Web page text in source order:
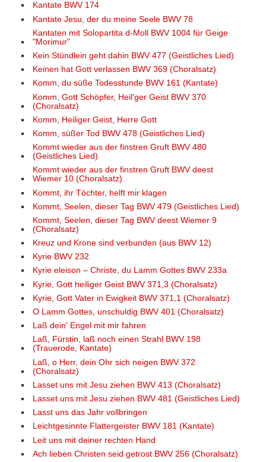
Kantate BWV 174
Kantate Jesu, der du meine Seele BWV 78
Kantaten mit Solopartita d-Moll BWV 1004 für Geige
"Morimur"
Kein Stündlein geht dahin BWV 477 (Geistliches Lied)
Keinen hat Gott verlassen BWV 369 (Choralsatz)
Komm, du süße Todesstunde BWV 161 (Kantate)
Komm, Gott Schöpfer, Heil'ger Geist BWV 370
(Choralsatz)
Komm, Heiliger Geist, Herre Gott
Komm, süßer Tod BWV 478 (Geistliches Lied)
Kommt wieder aus der finstren Gruft BWV 480
(Geistliches Lied)
Kommt wieder aus der finstren Gruft BWV deest
Wiemer 10 (Choralsatz)
Kommt, ihr Töchter, helft mir klagen
Kommt, Seelen, dieser Tag BWV 479 (Geistliches Lied)
Kommt, Seelen, dieser Tag BWV deest Wiemer 9
(Choralsatz)
Kreuz und Krone sind verbunden (aus BWV 12)
Kyrie BWV 232
Kyrie eleison – Christe, du Lamm Gottes BWV 233a
Kyrie, Gott heiliger Geist BWV 371,3 (Choralsatz)
Kyrie, Gott Vater in Ewigkeit BWV 371,1 (Choralsatz)
O Lamm Gottes, unschuldig BWV 401 (Choralsatz)
Laß dein' Engel mit mir fahren
Laß, Fürstin, laß noch einen Strahl BWV 198
(Trauerode, Kantate)
Laß, o Herr, dein Ohr sich neigen BWV 372
(Choralsatz)
Lasset uns mit Jesu ziehen BWV 413 (Choralsatz)
Lasset uns mit Jesu ziehen BWV 481 (Geistliches Lied)
Lasst uns das Jahr vollbringen
Leichtgesinnte Flattergeister BWV 181 (Kantate)
Leit uns mit deiner rechten Hand
Ach lieben Christen seid getrost BWV 256 (Choralsatz)